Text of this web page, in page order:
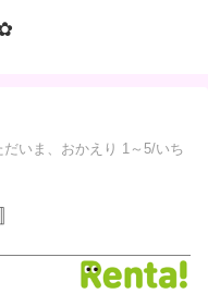
だいま、おかえり 1～5/いち